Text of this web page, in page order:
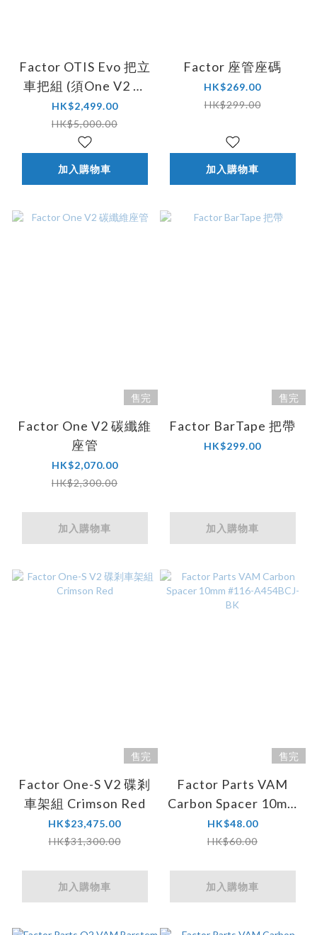
Factor OTIS Evo 把立
車把組 (須One V2 車
架使用)
HK$2,499.00
HK$5,000.00
加入購物車
Factor 座管座碼
HK$269.00
HK$299.00
加入購物車
售完
Factor One V2 碳纖維
座管
HK$2,070.00
HK$2,300.00
加入購物車
售完
Factor BarTape 把帶
HK$299.00
加入購物車
售完
Factor One-S V2 碟剎
車架組 Crimson Red
HK$23,475.00
HK$31,300.00
加入購物車
售完
Factor Parts VAM
Carbon Spacer 10mm
#116-A454BCJ-BK
HK$48.00
HK$60.00
加入購物車